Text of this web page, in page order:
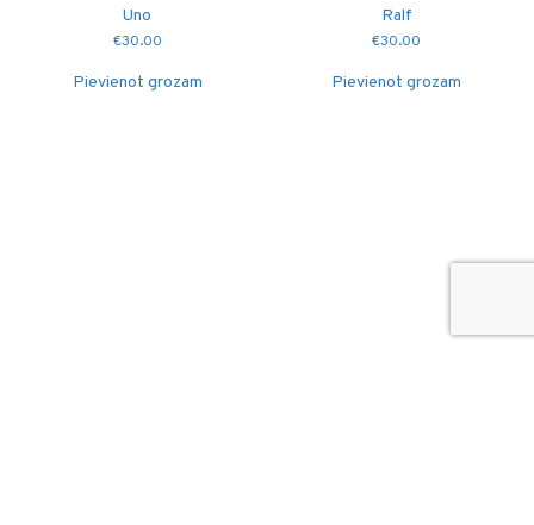
Uno
€30.00
Pievienot grozam
Ralf
€30.00
Pievienot grozam